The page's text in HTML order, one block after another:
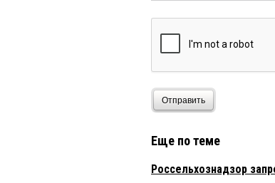
Отправить
Еще по теме
Россельхознадзор